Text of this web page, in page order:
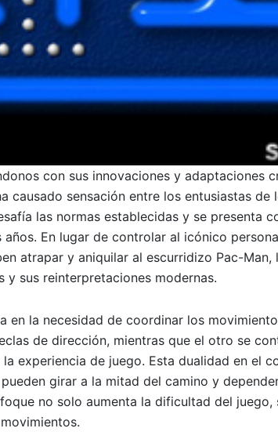
con sus innovaciones y adaptaciones
causado sensación entre los entusiastas
las normas establecidas y se presenta
En lugar de controlar al icónico
atrapar y aniquilar al escurridizo Pac-
sus reinterpretaciones modernas.
en la necesidad de coordinar los
de dirección, mientras que el otro se
experiencia de juego. Esta dualidad en el
girar a la mitad del camino y
no solo aumenta la dificultad del juego,